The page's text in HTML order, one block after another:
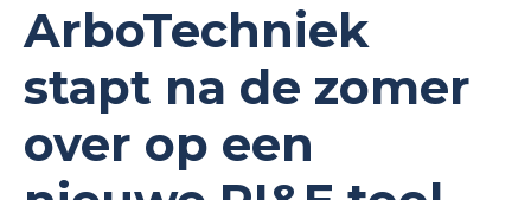
ArboTechniek
stapt na de zomer
over op een